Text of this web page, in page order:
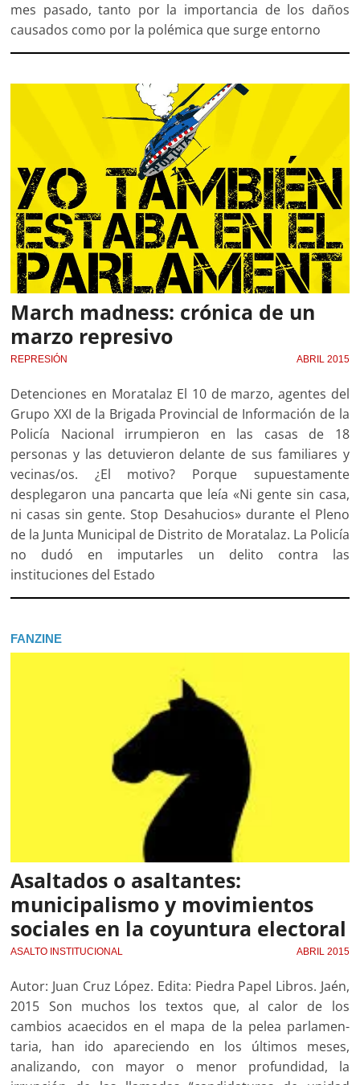
mes pasado, tanto por la importancia de los daños
causados como por la polémica que surge entorno
March madness: crónica de un
marzo represivo
REPRESIÓN ABRIL 2015
Detenciones en Moratalaz El 10 de marzo, agentes del
Grupo XXI de la Brigada Provincial de Información de la
Policía Nacional irrumpieron en las casas de 18
personas y las detuvieron delante de sus familiares y
vecinas/os. ¿El motivo? Porque supuestamente
desplegaron una pancarta que leía «Ni gente sin casa,
ni casas sin gente. Stop Desahucios» durante el Pleno
de la Junta Municipal de Distrito de Moratalaz. La Policía
no dudó en imputarles un delito contra las
instituciones del Estado
FANZINE
Asaltados o asaltantes:
municipalismo y movimientos
sociales en la coyuntura electoral
ASALTO INSTITUCIONAL ABRIL 2015
Autor: Juan Cruz López. Edita: Piedra Papel Libros. Jaén,
2015 Son muchos los textos que, al calor de los
cambios acaecidos en el mapa de la pelea parlamen­
taria, han ido apareciendo en los últimos meses,
analizando, con mayor o menor profundidad, la